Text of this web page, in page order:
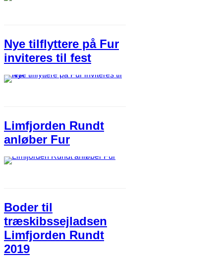
Nye tilflyttere på Fur
inviteres til fest
Limfjorden Rundt
anløber Fur
Boder til
træskibssejladsen
Limfjorden Rundt
2019